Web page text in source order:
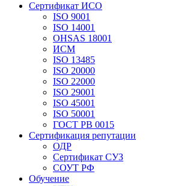
Сертификат ИСО
ISO 9001
ISO 14001
OHSAS 18001
ИСМ
ISO 13485
ISO 20000
ISO 22000
ISO 29001
ISO 45001
ISO 50001
ГОСТ РВ 0015
Сертификация репутации
ОДР
Сертификат СУЗ
СОУТ РФ
Обучение